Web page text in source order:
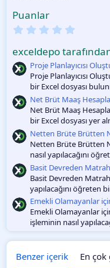
Puanlar
0
O
y
l
a
m
a
exceldepo
Proje Planlayıcısı
Proje Planlayıcısı
bir Excel dosyası
Net Brüt Maaş
Net Brüt Maaş
bir Excel dosyası yer
Netten Brüte Brütten
Netten Brüte Brütten
nasıl yapılacağını
Basit Devreden
Basit Devreden
yapılacağını öğreten
Emekli Olamayanlar
Emekli Olamayanlar
işleminin nasıl
Benzer içerik En